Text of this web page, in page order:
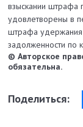
взыскании штрафа
удовлетворены в
штрафа удержания
задолженности по
© Авторское
обязательна.
Поделиться: